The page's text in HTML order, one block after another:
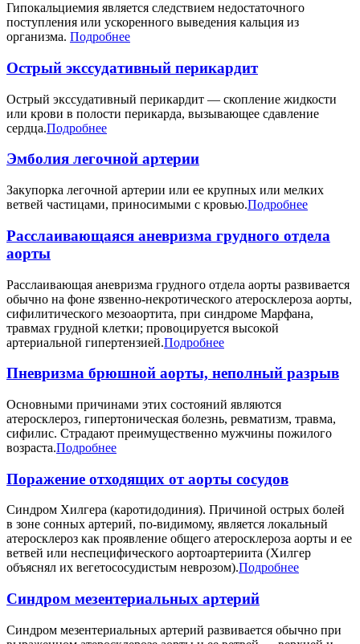
Гипокальциемия является следствием недостаточного
поступления или ускоренного выведения кальция из
организма. Подробнее
Острый экссудативный перикардит
Острый экссудативный перикардит — скопление жидкости
или крови в полости перикарда, вызывающее сдавление
сердца.Подробнее
Эмболия легочной артерии
Закупорка легочной артерии или ее крупных или мелких
ветвей частицами, приносимыми с кровью.Подробнее
Расслаивающаяся аневризма грудного отдела
аорты
Расслаивающая аневризма грудного отдела аорты развивается
обычно на фоне язвенно-некротического атеросклероза аорты,
сифилитического мезоаортита, при синдроме Марфана,
травмах грудной клетки; провоцируется высокой
артериальной гипертензией.Подробнее
Пневризма брюшной аорты, неполный разрыв
Основными причинами этих состояний являются
атеросклероз, гипертоническая болезнь, ревматизм, травма,
сифилис. Страдают преимущественно мужчины пожилого
возраста.Подробнее
Поражение отходящих от аорты сосудов
Синдром Хилгера (каротидодиния). Причиной острых болей
в зоне сонных артерий, по-видимому, является локальный
атеросклероз как проявление общего атеросклероза аорты и ее
ветвей или неспецифического аортоартериита (Хилгер
объяснял их вегетососудистым неврозом).Подробнее
Синдром мезентериальных артерий
Синдром мезентериальных артерий развивается обычно при